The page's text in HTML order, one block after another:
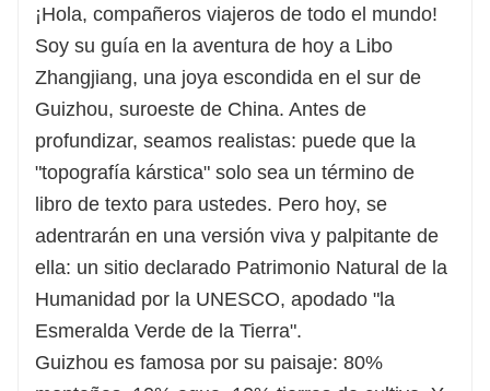
Con años de experiencia, personalizamos cada
detalle: rafting en el río Shuichun, exploración
de pueblos Yao o senderismo en el bosque
Maolan.
Deja que Huatu se encargue del resto. Reserva
ya tu viaje personalizado a Libo y disfruta de
comida deliciosa, estancias cómodas y
momentos inolvidables.
¡Hola, compañeros viajeros de todo el mundo!
Soy su guía en la aventura de hoy a Libo
Zhangjiang, una joya escondida en el sur de
Guizhou, suroeste de China. Antes de
profundizar, seamos realistas: puede que la
"topografía kárstica" solo sea un término de
libro de texto para ustedes. Pero hoy, se
adentrarán en una versión viva y palpitante de
ella: un sitio declarado Patrimonio Natural de la
Humanidad por la UNESCO, apodado "la
Esmeralda Verde de la Tierra".
Guizhou es famosa por su paisaje: 80%